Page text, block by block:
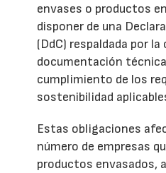
envases o productos
disponer de una
(DdC) respaldada por
documentación
cumplimiento de los
sostenibilidad
Estas obligaciones
número de empresas
productos envasados,